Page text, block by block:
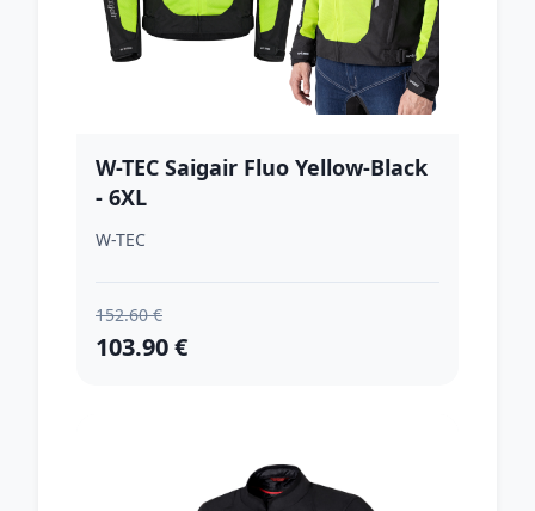
W-TEC Saigair Fluo Yellow-Black
- 6XL
W-TEC
152.60 €
103.90 €